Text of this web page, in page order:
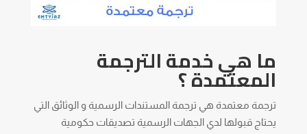
ما هي خدمة الترجمة
المعتمدة ؟
ترجمة معتمدة هي ترجمة المستندات الرسمية و الوثائق التي
يحتاج قبولها لدي الجهات الرسمية تصديقات حكومية